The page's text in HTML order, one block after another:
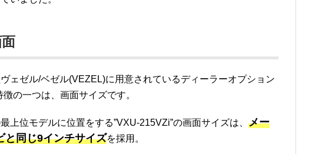
ェゼル/ベゼル(VEZEL)に用意されているディーラーオプション
の一つは、画面サイズです。
上位モデルに位置をする”VXU-215VZi”の画面サイズは、 メー
と同じ9インチサイズを採用。